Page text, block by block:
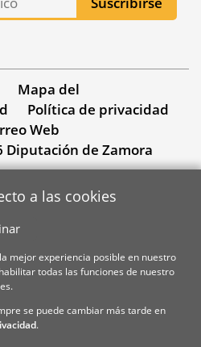
Mapa del
Política de privacidad
Web
Diputación de Zamora
a las cookies
mejor experiencia posible en nuestro
todas las funciones de nuestro
se puede cambiar más tarde en
.